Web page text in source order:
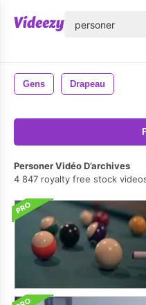
Gens Drapeau
Personer Vidéo D’archives
4 847 royalty free stock